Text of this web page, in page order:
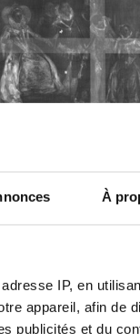
À
IP, en
appareil, afin de
publicités et du